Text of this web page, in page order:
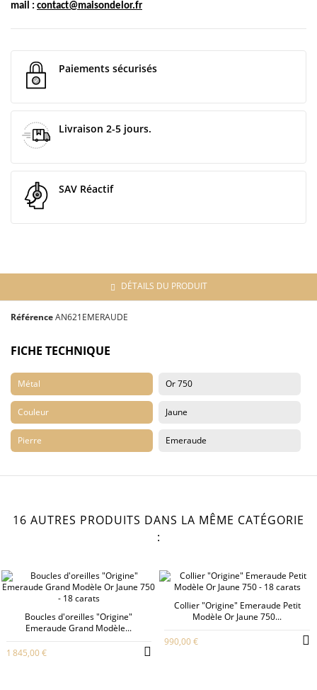
mail : contact@maisondelor.fr
Paiements sécurisés
Livraison 2-5 jours.
SAV Réactif
DÉTAILS DU PRODUIT
RéférenceAN621EMERAUDE
FICHE TECHNIQUE
Métal Or 750
Couleur Jaune
Pierre Emeraude
16 AUTRES PRODUITS DANS LA MÊME CATÉGORIE
:
Boucles d'oreilles "Origine"
Emeraude Grand Modèle...
1 845,00 €
Collier "Origine" Emeraude Petit
Modèle Or Jaune 750...
990,00 €